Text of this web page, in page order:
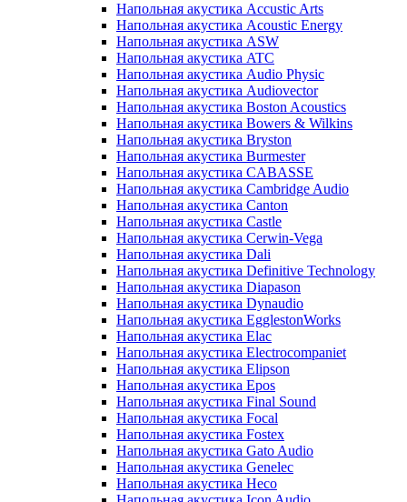
Напольная акустика Accustic Arts
Напольная акустика Acoustic Energy
Напольная акустика ASW
Напольная акустика ATC
Напольная акустика Audio Physic
Напольная акустика Audiovector
Напольная акустика Boston Acoustics
Напольная акустика Bowers & Wilkins
Напольная акустика Bryston
Напольная акустика Burmester
Напольная акустика CABASSE
Напольная акустика Cambridge Audio
Напольная акустика Canton
Напольная акустика Castle
Напольная акустика Cerwin-Vega
Напольная акустика Dali
Напольная акустика Definitive Technology
Напольная акустика Diapason
Напольная акустика Dynaudio
Напольная акустика EgglestonWorks
Напольная акустика Elac
Напольная акустика Electrocompaniet
Напольная акустика Elipson
Напольная акустика Epos
Напольная акустика Final Sound
Напольная акустика Focal
Напольная акустика Fostex
Напольная акустика Gato Audio
Напольная акустика Genelec
Напольная акустика Heco